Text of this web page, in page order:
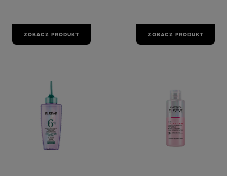
ZOBACZ PRODUKT ZOBACZ PRODUKT